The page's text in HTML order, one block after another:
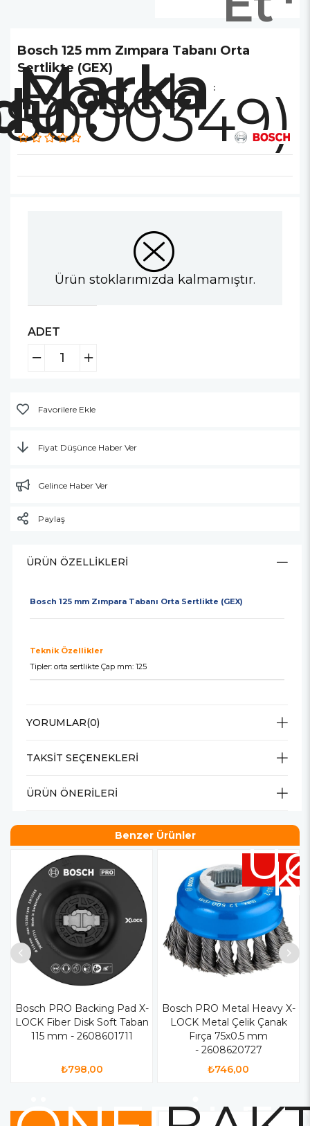
Bosch 125 mm Zımpara Tabanı Orta
Sertlikte (GEX)
Marka :
Bosch
Ürün stoklarımızda kalmamıştır.
ADET
Favorilere Ekle
Fiyat Düşünce Haber Ver
Gelince Haber Ver
Paylaş
ÜRÜN ÖZELLIKLERI
Bosch 125 mm Zımpara Tabanı Orta Sertlikte (GEX)
Teknik Özellikler
Tipler: orta sertlikte Çap mm: 125
YORUMLAR(0)
TAKSIT SEÇENEKLERI
ÜRÜN ÖNERILERI
Benzer Ürünler
Bosch PRO Backing Pad X-
LOCK Fiber Disk Soft Taban
115 mm - 2608601711
₺798,00
Bosch PRO Metal Heavy X-
LOCK Metal Çelik Çanak
Fırça 75x0.5 mm
- 2608620727
₺746,00